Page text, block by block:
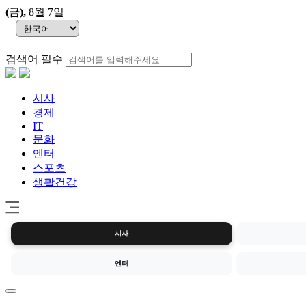
(금), 8월 7일
검색어 필수
시사
경제
IT
문화
엔터
스포츠
생활건강
시사
엔터